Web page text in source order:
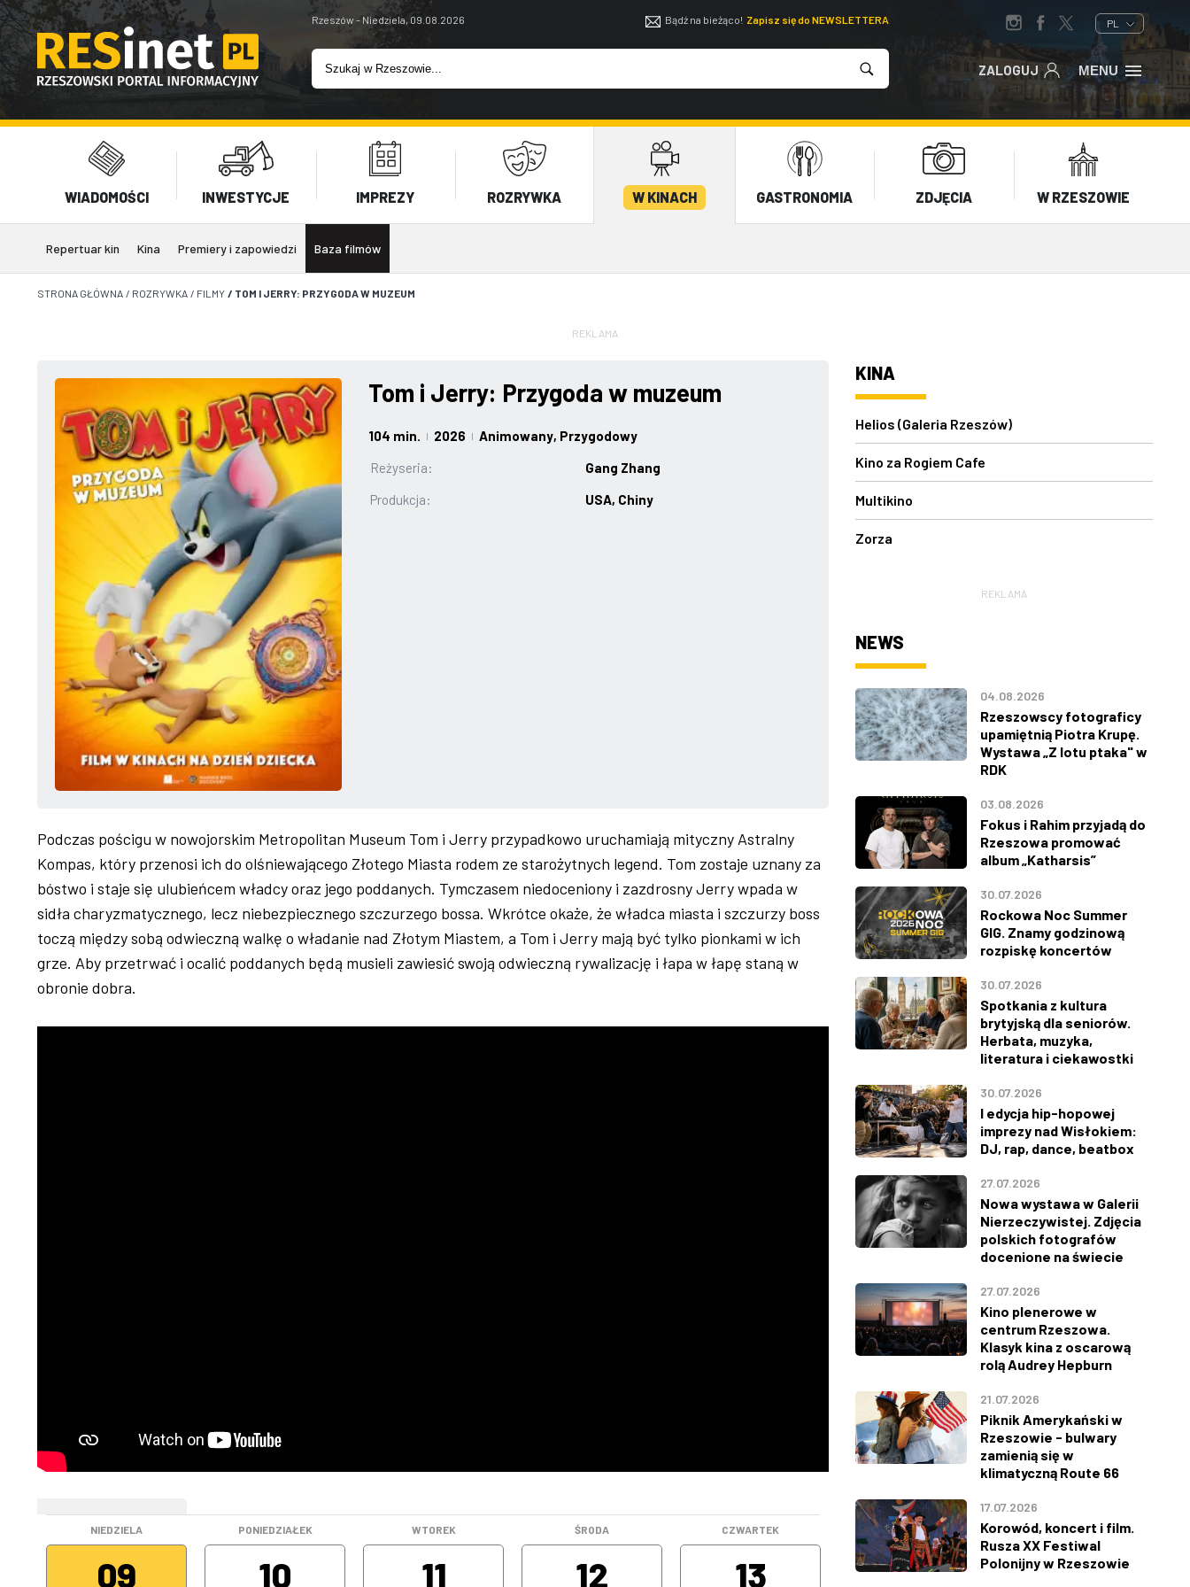
Rzeszów - Niedziela, 09.08.2026 Bądź na bieżąco! Zapisz się do NEWSLETTERA PL
ZALOGUJ MENU
WIADOMOŚCI INWESTYCJE IMPREZY ROZRYWKA W KINACH GASTRONOMIA ZDJĘCIA W RZESZOWIE
Repertuar kin Kina Premiery i zapowiedzi Baza filmów
STRONA GŁÓWNA / ROZRYWKA / FILMY / TOM I JERRY: PRZYGODA W MUZEUM
REKLAMA
Tom i Jerry: Przygoda w muzeum
104 min. | 2026 | Animowany, Przygodowy
Reżyseria:
Gang Zhang
Produkcja:
USA, Chiny
Podczas pościgu w nowojorskim Metropolitan Museum Tom i Jerry przypadkowo uruchamiają mityczny Astralny
Kompas, który przenosi ich do olśniewającego Złotego Miasta rodem ze starożytnych legend. Tom zostaje uznany za
bóstwo i staje się ulubieńcem władcy oraz jego poddanych. Tymczasem niedoceniony i zazdrosny Jerry wpada w
sidła charyzmatycznego, lecz niebezpiecznego szczurzego bossa. Wkrótce okaże, że władca miasta i szczurzy boss
toczą między sobą odwieczną walkę o władanie nad Złotym Miastem, a Tom i Jerry mają być tylko pionkami w ich
grze. Aby przetrwać i ocalić poddanych będą musieli zawiesić swoją odwieczną rywalizację i łapa w łapę staną w
obronie dobra.
NIEDZIELA
09
PONIEDZIAŁEK
10
WTOREK
11
ŚRODA
12
CZWARTEK
13
WEEKEND
PIĄTEK
14
SOBOTA
15
KINA
Helios (Galeria Rzeszów)
Kino za Rogiem Cafe
Multikino
Zorza
REKLAMA
NEWS
04.08.2026
Rzeszowscy fotograficy
upamiętnią Piotra Krupę.
Wystawa „Z lotu ptaka" w
RDK
03.08.2026
Fokus i Rahim przyjadą do
Rzeszowa promować
album „Katharsis”
30.07.2026
Rockowa Noc Summer
GIG. Znamy godzinową
rozpiskę koncertów
30.07.2026
Spotkania z kultura
brytyjską dla seniorów.
Herbata, muzyka,
literatura i ciekawostki
30.07.2026
I edycja hip-hopowej
imprezy nad Wisłokiem:
DJ, rap, dance, beatbox
27.07.2026
Nowa wystawa w Galerii
Nierzeczywistej. Zdjęcia
polskich fotografów
docenione na świecie
27.07.2026
Kino plenerowe w
centrum Rzeszowa.
Klasyk kina z oscarową
rolą Audrey Hepburn
21.07.2026
Piknik Amerykański w
Rzeszowie - bulwary
zamienią się w
klimatyczną Route 66
17.07.2026
Korowód, koncert i film.
Rusza XX Festiwal
Polonijny w Rzeszowie